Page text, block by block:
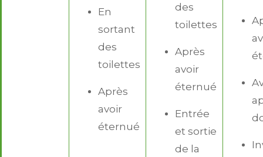
En
sortant
des
toilettes
Après
avoir
éternué
des
toilettes
Après
avoir
éternué
Entrée
et sortie
de la